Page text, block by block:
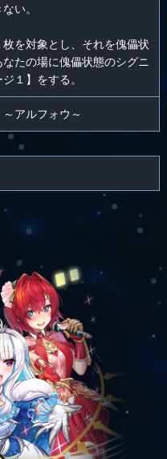
い。
を対象とし、それを傀儡状
たの場に傀儡状態のシグニ
１】をする。
アルフォウ～